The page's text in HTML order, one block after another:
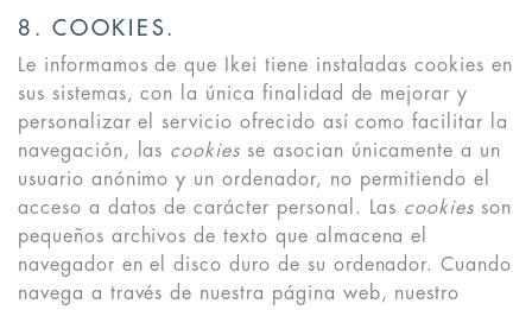
8. COOKIES.
Le informamos de que Ikei tiene instaladas cookies en
sus sistemas, con la única finalidad de mejorar y
personalizar el servicio ofrecido así como facilitar la
navegación, las cookies se asocian únicamente a un
usuario anónimo y un ordenador, no permitiendo el
acceso a datos de carácter personal. Las cookies son
pequeños archivos de texto que almacena el
navegador en el disco duro de su ordenador. Cuando
navega a través de nuestra página web, nuestro